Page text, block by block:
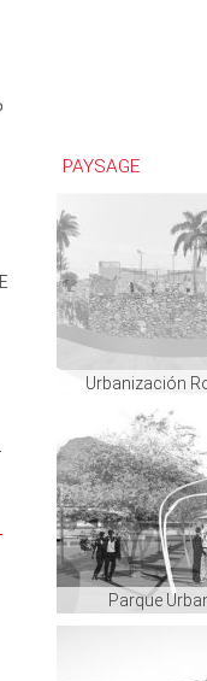
PAYSAGE
Urbanización
Parque